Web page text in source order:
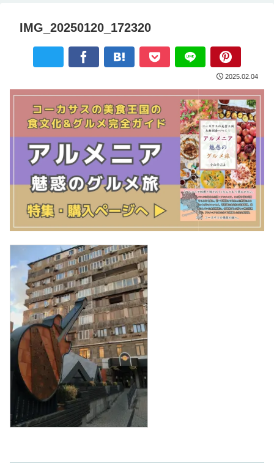
IMG_20250120_172320
2025.02.04